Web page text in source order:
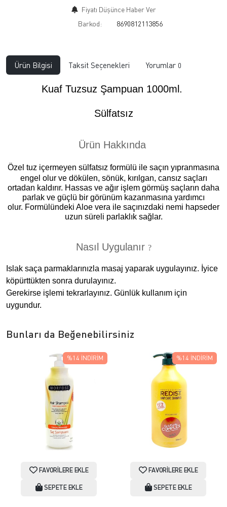
Fiyatı Düşünce Haber Ver
Barkod:
8690812113856
Ürün Bilgisi Taksit Seçenekleri Yorumlar 0
Kuaf Tuzsuz Şampuan 1000ml.
Sülfatsız
Ürün Hakkında
Özel tuz içermeyen sülfatsız formülü ile saçın yıpranmasına
engel olur ve dökülen, sönük, kırılgan, cansız saçları
ortadan kaldırır. Hassas ve ağır işlem görmüş saçların daha
parlak ve güçlü bir görünüm kazanmasına yardımcı
olur. Formülündeki Aloe vera ile saçınızdaki nemi hapseder
uzun süreli parlaklık sağlar.
Nasıl Uygulanır ?
Islak saça parmaklarınızla masaj yaparak uygulayınız. İyice
köpürttükten sonra durulayınız.
Gerekirse işlemi tekrarlayınız. Günlük kullanım için
uygundur.
Bunları da Beğenebilirsiniz
FAVORILERE EKLE
SEPETE EKLE
%14 İNDIRIM
FAVORILERE EKLE
SEPETE EKLE
%14 İNDIRIM